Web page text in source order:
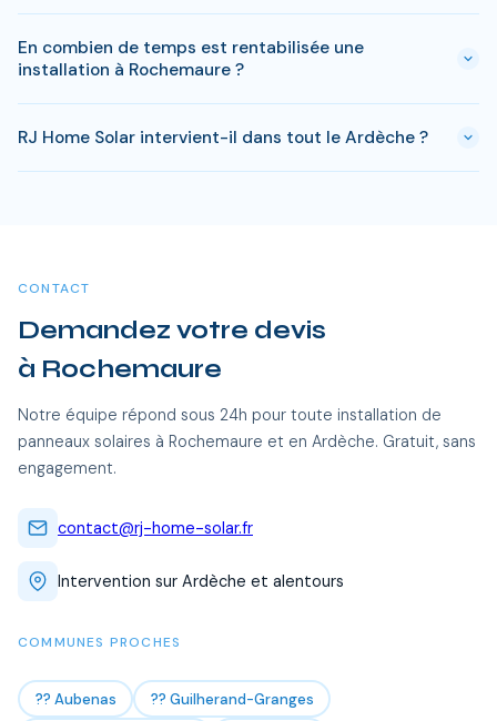
reste à charge peut descendre sous 4 000 € pour une
installation standard de 3 kWc.
à Rochemaure. Si votre bien est classé ou en zone protégée
en Ardèche, des règles spécifiques peuvent s'appliquer. RJ
Home Solar gère toutes ces démarches sans surcoût.
En combien de temps est rentabilisée une
installation à Rochemaure ?
est atteint en 8-10 ans pour une installation standard.
L'electricite produite est ensuite quasi gratuite pendant 15 a
RJ Home Solar intervient-il dans tout le Ardèche ?
CONTACT
Demandez votre devis
à Rochemaure
Notre équipe répond sous 24h pour toute installation de
panneaux solaires à Rochemaure et en Ardèche. Gratuit, sans
engagement.
contact@rj-home-solar.fr
Intervention sur Ardèche et alentours
COMMUNES PROCHES
?? Aubenas
?? Guilherand-Granges